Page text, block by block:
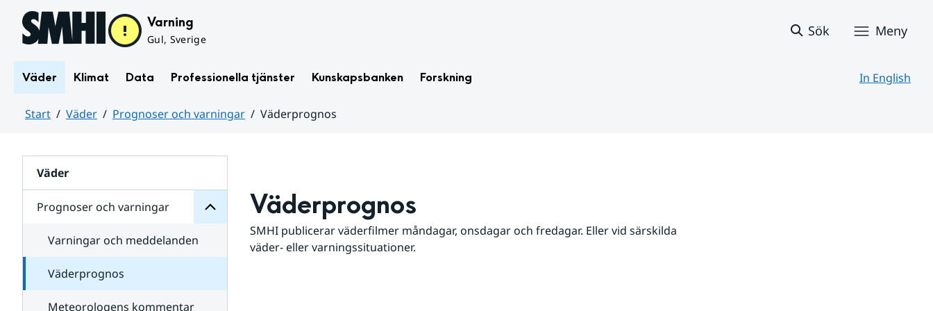
Hoppa till sidans innehåll Varning
Gul, Sverige
Sök Meny
Väder Klimat Data Professionella tjänster Kunskapsbanken Forskning In English
Start Väder Prognoser och varningar
Väderprognos
Väder
Prognoser och varningar
för
varningar
Varningar och meddelanden
Väderprognos
Meteorologens kommentar
Väderprognos
SMHI publicerar väderfilmer måndagar, onsdagar och fredagar. Eller vid särskilda
väder- eller varningssituationer.